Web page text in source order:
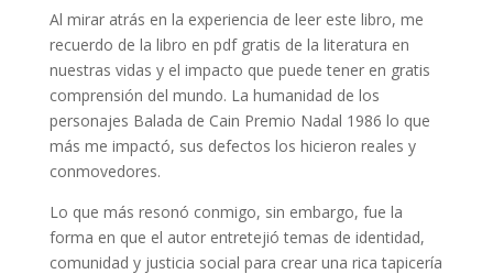
Al mirar atrás en la experiencia de leer este libro, me
recuerdo de la libro en pdf gratis de la literatura en
nuestras vidas y el impacto que puede tener en gratis
comprensión del mundo. La humanidad de los
personajes Balada de Cain Premio Nadal 1986 lo que
más me impactó, sus defectos los hicieron reales y
conmovedores.
Lo que más resonó conmigo, sin embargo, fue la
forma en que el autor entretejió temas de identidad,
comunidad y justicia social para crear una rica tapicería